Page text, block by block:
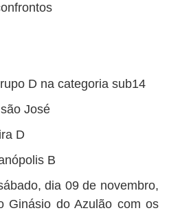
D na categoria sub14
José
D
B
dia 09 de novembro,
Ginásio do Azulão com os